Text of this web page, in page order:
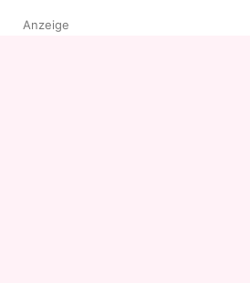
Anzeige